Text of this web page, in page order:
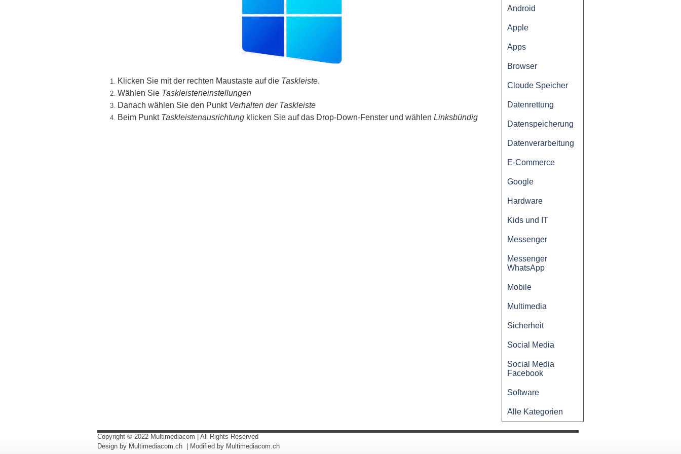
Klicken Sie mit der rechten Maustaste auf die Taskleiste.
Wählen Sie Taskleisteneinstellungen
Danach wählen Sie den Punkt Verhalten der Taskleiste
Beim Punkt Taskleistenausrichtung klicken Sie auf das Drop-Down-Fenster und wählen Linksbündig
Android
Apple
Apps
Browser
Cloude Speicher
Datenrettung
Datenspeicherung
Datenverarbeitung
E-Commerce
Google
Hardware
Kids und IT
Messenger
Messenger
WhatsApp
Mobile
Multimedia
Sicherheit
Social Media
Social Media
Facebook
Software
Alle Kategorien
Copyright © 2022 Multimediacom | All Rights Reserved
Design by Multimediacom.ch | Modified by Multimediacom.ch